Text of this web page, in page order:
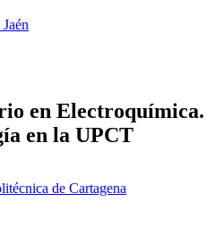
en Electroquímica.
en la UPCT
de Cartagena